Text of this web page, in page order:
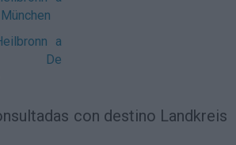
a
De
con destino Landkreis